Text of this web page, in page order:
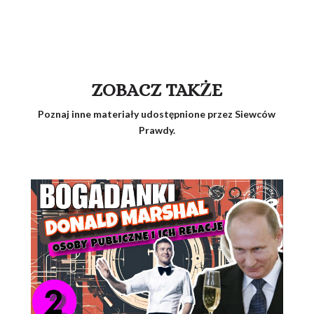
ZOBACZ TAKŻE
Poznaj inne materiały udostępnione przez Siewców
Prawdy.